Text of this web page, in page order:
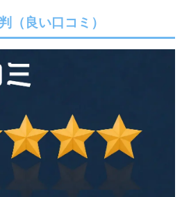
（良い口コミ）